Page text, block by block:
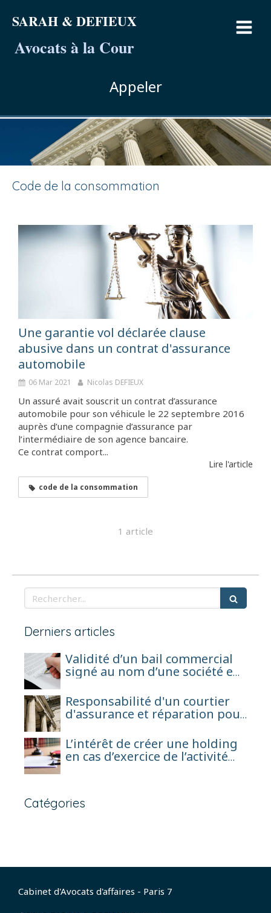
SARAH & DEFIEUX
Avocats à la Cour
Appeler
Code de la consommation
Une garantie vol déclarée clause
abusive dans un contrat d'assurance
automobile
06 Mar 2021 Nicolas DEFIEUX
Un assuré avait souscrit un contrat d’assurance
automobile pour son véhicule le 22 septembre 2016
auprès d’une compagnie d’assurance par
l’intermédiaire de son agence bancaire.
Ce contrat comport...
Lire l'article
code de la consommation
1 article
Rechercher
Derniers articles
Validité d’un bail commercial
signé au nom d’une société en
immatriculation
Responsabilité d'un courtier
d'assurance et réparation pour
L’intérêt de créer une holding
en cas d’exercice de l’activité
Catégories
Cabinet d'Avocats d'affaires - Paris 7